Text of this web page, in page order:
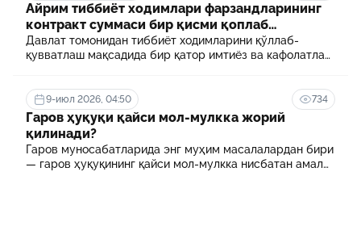
Айрим тиббиёт ходимлари фарзандларининг
контракт суммаси бир қисми қоплаб
берилади
Давлат томонидан тиббиёт ходимларини қўллаб-
қувватлаш мақсадида бир қатор имтиёз ва кафолатлар
муассасасида ўқиш учун тўланадиган контракт
маблағининг бир қисмини қоплаб бериш тартибидир
9-июл 2026, 04:50 734
Гаров ҳуқуқи қайси мол-мулкка жорий
қилинади?
Гаров муносабатларида энг муҳим масалалардан бири
— гаров ҳуқуқининг қайси мол-мулкка нисбатан амал